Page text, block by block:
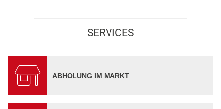
SERVICES
ABHOLUNG IM MARKT